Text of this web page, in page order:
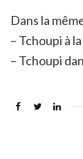
Dans la
– Tchoupi à
– Tchoupi